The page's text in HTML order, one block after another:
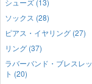
ソックス (28)
ピアス・イヤリング (27)
リング (37)
ラバーバンド・ブレスレッ
ト (20)